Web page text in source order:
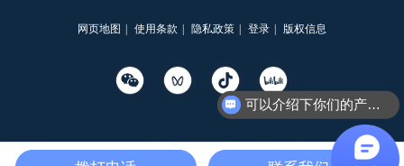
网页地图 使用条款 隐私政策 登录 版权信息
Copyright © 2012-2025 一思特沪ICP备2025111169号 沪公网安备31010402335203号
可以介绍下你们的产品么